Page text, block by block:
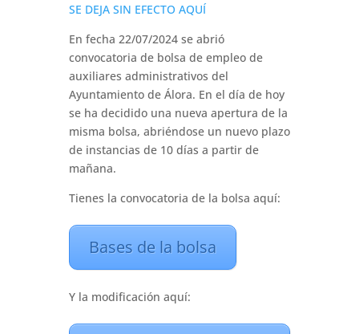
SE DEJA SIN EFECTO AQUÍ
En fecha 22/07/2024 se abrió
convocatoria de bolsa de empleo de
auxiliares administrativos del
Ayuntamiento de Álora. En el día de hoy
se ha decidido una nueva apertura de la
misma bolsa, abriéndose un nuevo plazo
de instancias de 10 días a partir de
mañana.
Tienes la convocatoria de la bolsa aquí:
Bases de la bolsa
Y la modificación aquí: